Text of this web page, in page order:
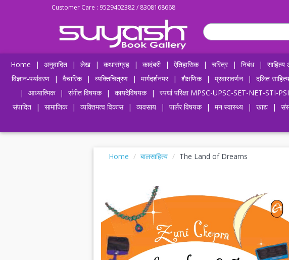
Customer Care : 9529402382 / 8308168668
Home | अनुवादित | लेख | कथासंग्रह | कादंबरी | ऐतिहासिक | चरित्र | निबंध | साहित्य
विज्ञान-पर्यावरण
| वैचारिक | व्यक्तिचित्रण | मार्गदर्शनपर | शैक्षणिक | प्रवासवर्णन | दलित
|
आध्यात्मिक | संगीत विषयक | कायदेविषयक | स्पर्धा परिक्षा MPSC-UPSC-SET-NET-STI-
संपादित
| सामाजिक | व्यक्तिमत्व विकास | व्यवसाय | पार्लर विषयक | मन:स्वास्थ्य | खाद्य |
Home बालसाहित्य The Land of Dreams